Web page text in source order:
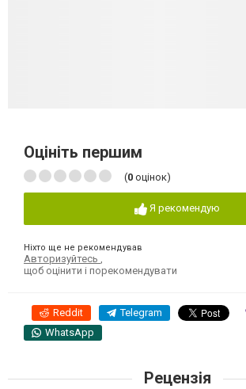
Оцініть першим
(0 оцінок)
Я рекомендую
Ніхто ще не рекомендував
Авторизуйтесь
щоб оцінити і порекомендувати
Reddit Telegram
WhatsApp
Рецензія